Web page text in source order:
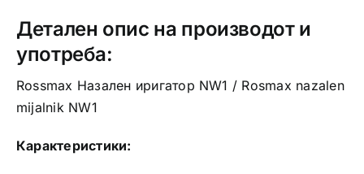
Детален опис на производот и
употреба:
Rossmax Назален иригатор NW1 / Rosmax nazalen
mijalnik NW1
Карактеристики: